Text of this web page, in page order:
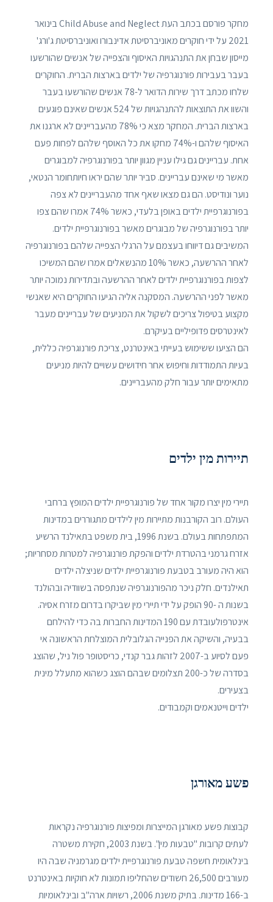
מחקר פורסם בכתב העת Child Abuse and Neglect בינואר
2021 על ידי חוקרים מאוניברסיטת אדינבורו ואוניברסיטת ג'ורג'
מייסון שבחן את התנהגויות האיסוף והצפייה של אנשים שהורשעו
בעבר בעבירות פורנוגרפיה של ילדים בארצות הברית. החוקרים
שלחו מכתב דרך שירות הדואר ל-78 אנשים שהורשעו בעבר
והשוו את התוצאות להתנהגויות של 524 אנשים שאינם פוגעים
בארצות הברית. המחקר מצא כי 78% מהעבריינים לא ארגנו את
האיסוף שלהם ו-74% מחקו את כל האוסף שלהם לפחות פעם
אחת. עבריינים גם גילו עניין מגוון יותר בפורנוגרפיה למבוגרים
מאשר מי שאינם עבריינים. סביר יותר שהם יראו חיותחומר הנטאי,
נוער ונודיסט. הם גם מצאו שאף אחד מהעבריינים לא צפה
בפורנוגרפיית ילדים באופן בלעדי, כאשר 74% אמרו שהם צפו
יותר בפורנוגרפיה של מבוגרים מאשר בפורנוגרפיית ילדים.
המשיבים גם דיווחו בעצמם על הרגלי הצפייה שלהם בפורנוגרפיה
לאחר ההרשעה, כאשר 10% מהנשאלים אמרו שהם המשיכו
לצפות בפורנוגרפיית ילדים לאחר ההרשעה ובתדירות נמוכה יותר
מאשר לפני ההרשעה. המסקנה אליה הגיעו החוקרים היא שאנשי
מקצוע בטיפול צריכים לשקול את המניעים של עבריינים מעבר
לאינטרסים פדופיליים בעיקרם.
הם הציעו ששימוש בעייתי באינטרנט, צריכת פורנוגרפיה כללית,
בעיות התמודדות וחיפוש אחר חידושים עשויים להיות מניעים
מתאימים יותר עבור חלק מהעבריינים.
תיירות מין ילדים
תיירי מין יצרו מקור אחד של פורנוגרפיית ילדים המופץ ברחבי
העולם. רוב הקורבנות מתיירות מין לילדים מתגוררים במדינות
המתפתחות בעולם. בשנת 1996, בית משפט בתאילנד הרשיע
אזרח גרמני בהטרדת ילדים והפקת פורנוגרפיה למטרות מסחריות;
הוא היה מעורב בטבעת פורנוגרפיית ילדים שניצלה ילדים
תאילנדים. חלק ניכר מהפורנוגרפיה שנתפסה בשוודיה ובהולנד
בשנות ה -90 הופק על ידי תיירי מין שביקרו בדרום מזרח אסיה.
אינטרפולעובדת עם 190 המדינות החברות בה כדי להילחם
בבעיה, והשיקה את הפנייה הגלובלית המוצלחת הראשונה אי
פעם לסיוע ב-2007 לזהות גבר קנדי, כריסטופר פול ניל, שהוצג
בסדרה של כ-200 תצלומים שבהם הוצג כשהוא מתעלל מינית
בצעירים.
ילדים וייטנאמים וקמבודים.
פשע מאורגן
קבוצות פשע מאורגן המייצרות ומפיצות פורנוגרפיה נקראות
לעתים קרובות "טבעות מין". בשנת 2003, חקירת משטרה
בינלאומית חשפה טבעת פורנוגרפיית ילדים מגרמניה שבה היו
מעורבים 26,500 חשודים שהחליפו תמונות לא חוקיות באינטרנט
ב-166 מדינות. בתיק משנת 2006, רשויות ארה"ב ובינלאומיות